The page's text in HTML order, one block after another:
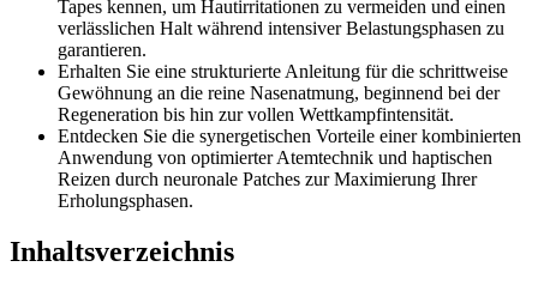
Tapes kennen, um Hautirritationen zu vermeiden und einen
verlässlichen Halt während intensiver Belastungsphasen zu
garantieren.
Erhalten Sie eine strukturierte Anleitung für die schrittweise
Gewöhnung an die reine Nasenatmung, beginnend bei der
Regeneration bis hin zur vollen Wettkampfintensität.
Entdecken Sie die synergetischen Vorteile einer kombinierten
Anwendung von optimierter Atemtechnik und haptischen
Reizen durch neuronale Patches zur Maximierung Ihrer
Erholungsphasen.
Inhaltsverzeichnis